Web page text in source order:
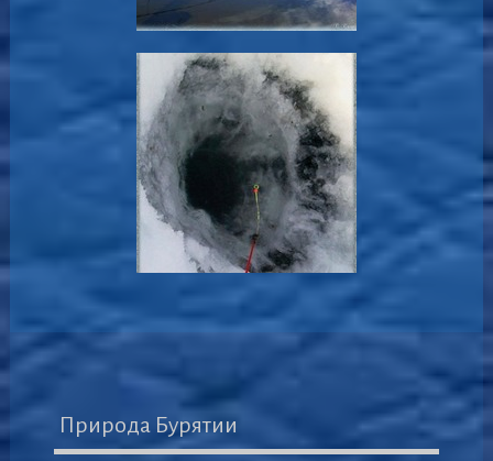
Природа Бурятии